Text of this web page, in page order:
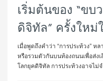
เริ่มต้นของ “ขบ
ดิจิทัล” ครั้งให
เมื่อพูดถึงคำว่า “การประท้วง”
หรือรวมตัวกันบนท้องถนนเพื่อส่ง
โลกยุคดิจิทัล การประท้วงอาจไม่